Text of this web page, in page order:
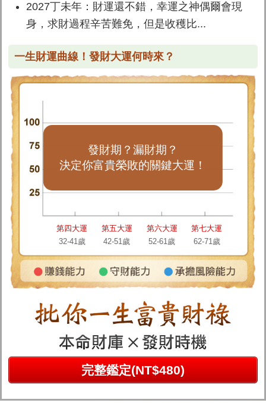
2027丁未年： 財運還不錯，幸運之神偶爾會現
身，求財過程辛苦難免，但是收穫比...
一生財運曲線！發財大運何時來？
第四大運
32-41歲
第五大運
42-51歲
第六大運
52-61歲
第七大運
62-71歲
發財期？漏財期？
決定你富貴榮敗的關鍵大運！
完整鑑定(NT$480)